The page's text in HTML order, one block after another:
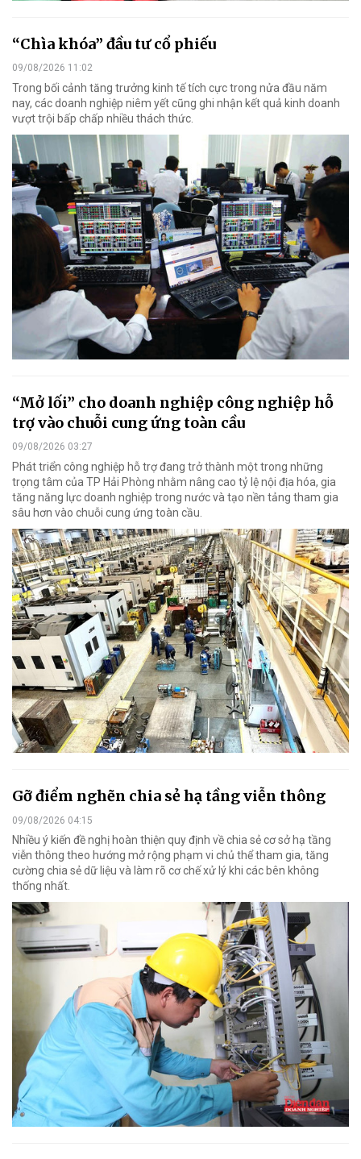
“Chìa khóa” đầu tư cổ phiếu
09/08/2026 11:02
Trong bối cảnh tăng trưởng kinh tế tích cực trong nửa đầu năm
nay, các doanh nghiệp niêm yết cũng ghi nhận kết quả kinh doanh
vượt trội bấp chấp nhiều thách thức.
“Mở lối” cho doanh nghiệp công nghiệp hỗ
trợ vào chuỗi cung ứng toàn cầu
09/08/2026 03:27
Phát triển công nghiệp hỗ trợ đang trở thành một trong những
trọng tâm của TP Hải Phòng nhằm nâng cao tỷ lệ nội địa hóa, gia
tăng năng lực doanh nghiệp trong nước và tạo nền tảng tham gia
sâu hơn vào chuỗi cung ứng toàn cầu.
Gỡ điểm nghẽn chia sẻ hạ tầng viễn thông
09/08/2026 04:15
Nhiều ý kiến đề nghị hoàn thiện quy định về chia sẻ cơ sở hạ tầng
viễn thông theo hướng mở rộng phạm vi chủ thể tham gia, tăng
cường chia sẻ dữ liệu và làm rõ cơ chế xử lý khi các bên không
thống nhất.